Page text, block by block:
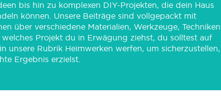
bis hin zu komplexen DIY-Projekten, die dein Haus
können. Unsere Beiträge sind vollgepackt mit
über verschiedene Materialien, Werkzeuge, Techniken
welches Projekt du in Erwägung ziehst, du solltest auf
unsere Rubrik Heimwerken werfen, um sicherzustellen,
Ergebnis erzielst.